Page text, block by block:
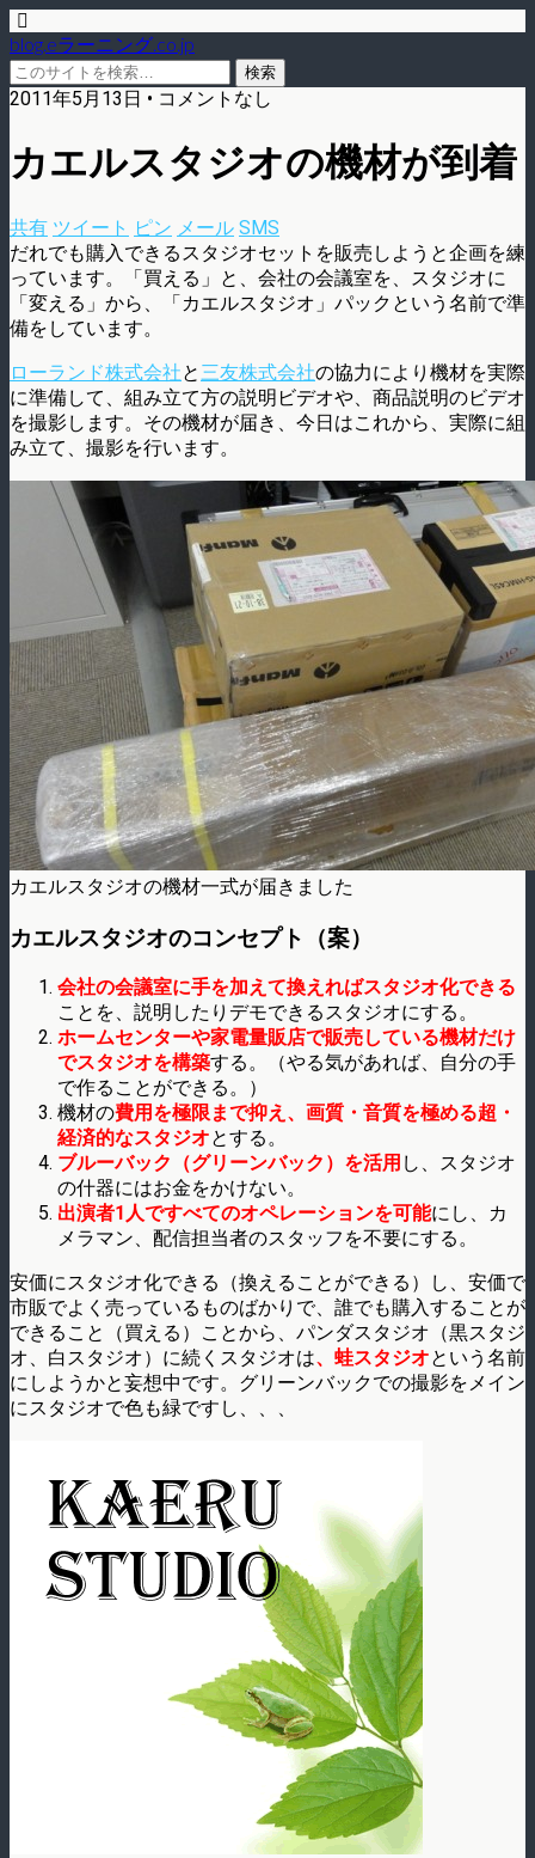
blog.eラーニング.co.jp
2011年5月13日 • コメントなし
カエルスタジオの機材が到着
共有 ツイート ピン メール SMS
だれでも購入できるスタジオセットを販売しようと企画を練
っています。「買える」と、会社の会議室を、スタジオに
「変える」から、「カエルスタジオ」パックという名前で準
備をしています。
ローランド株式会社と三友株式会社の協力により機材を実際
に準備して、組み立て方の説明ビデオや、商品説明のビデオ
を撮影します。その機材が届き、今日はこれから、実際に組
み立て、撮影を行います。
カエルスタジオの機材一式が届きました
カエルスタジオのコンセプト（案）
会社の会議室に手を加えて換えればスタジオ化できる
ことを、説明したりデモできるスタジオにする。
ホームセンターや家電量販店で販売している機材だけ
でスタジオを構築する。（やる気があれば、自分の手
で作ることができる。）
機材の費用を極限まで抑え、画質・音質を極める超・
経済的なスタジオとする。
ブルーバック（グリーンバック）を活用 し、スタジオ
の什器にはお金をかけない。
出演者1人ですべてのオペレーションを可能にし、カ
メラマン、配信担当者のスタッフを不要にする。
安価にスタジオ化できる（換えることができる）し、安価で
市販でよく売っているものばかりで、誰でも購入することが
できること（買える）ことから、パンダスタジオ（黒スタジ
オ、白スタジオ）に続くスタジオは、蛙スタジオという名前
にしようかと妄想中です。グリーンバックでの撮影をメイン
にスタジオで色も緑ですし、、、